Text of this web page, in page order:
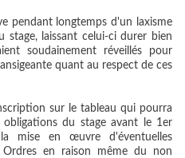
pendant longtemps d'un laxisme
laissant celui-ci durer bien
soudainement réveillés pour
quant au respect de ces
sur le tableau qui pourra
du stage avant le 1er
mise en œuvre d'éventuelles
Ordres en raison même du non